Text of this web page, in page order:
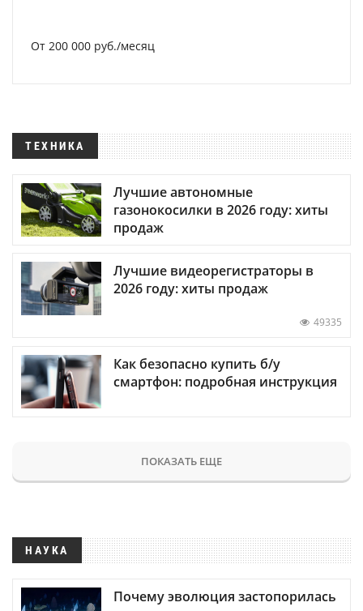
От 200 000 руб./месяц
ТЕХНИКА
Лучшие автономные
газонокосилки в 2026 году: хиты
продаж
Лучшие видеорегистраторы в
2026 году: хиты продаж
49335
Как безопасно купить б/у
смартфон: подробная инструкция
ПОКАЗАТЬ ЕЩЕ
НАУКА
Почему эволюция застопорилась